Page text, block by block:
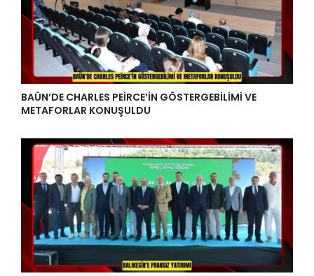
BAÜN’DE CHARLES PEİRCE’İN GÖSTERGEBİLİMİ VE
METAFORLAR KONUŞULDU